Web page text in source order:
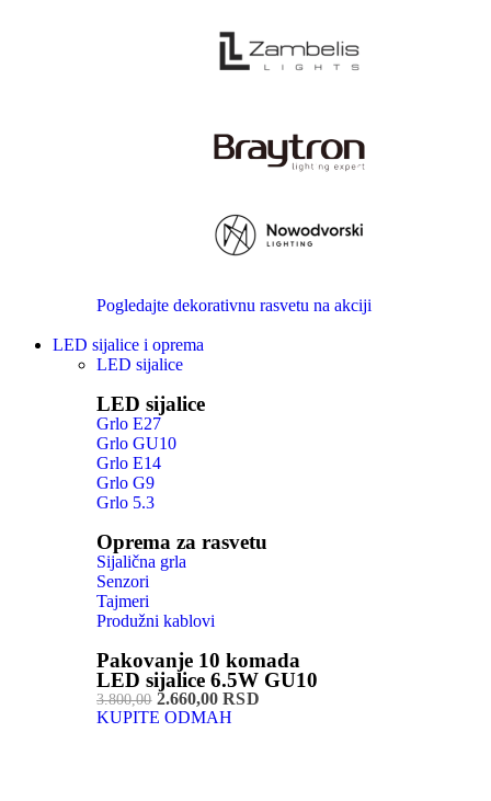
Pogledajte dekorativnu rasvetu na akciji
LED sijalice i oprema
LED sijalice
LED sijalice
Grlo E27
Grlo GU10
Grlo E14
Grlo G9
Grlo 5.3
Oprema za rasvetu
Sijalična grla
Senzori
Tajmeri
Produžni kablovi
Pakovanje 10 komada
LED sijalice 6.5W GU10
3.800,002.660,00 RSD
KUPITE ODMAH